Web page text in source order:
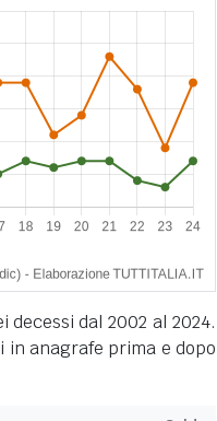
dal 2002 al 2024.
anagrafe prima e dopo